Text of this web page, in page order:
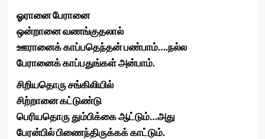
ஓரானைபேரானை
ஒன்றானைவணங்குதலால்
ஊரானைக்காப்பதெந்தன்பண்பாம்….நல்ல
பேரானைக்காப்பதுங்கள்அன்பாம்.
சிறியதொருசங்கிலியில்
சிற்றானைகட்டுண்டு
பெரியதொருதும்பிக்கைஆட்டும்…அது
பேரன்பில்பிணைந்திருக்கக்காட்டும்.